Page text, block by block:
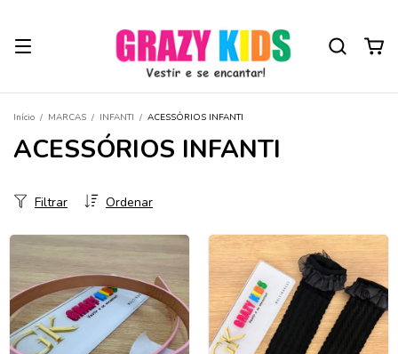
Início / MARCAS / INFANTI / ACESSÓRIOS INFANTI
ACESSÓRIOS INFANTI
Ordenar
Filtrar